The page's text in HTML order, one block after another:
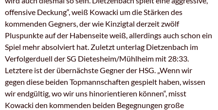
offensive Deckung“, weiß Kowacki um die Stärken des
kommenden Gegners, der wie Kinzigtal derzeit zwölf
Pluspunkte auf der Habenseite weiß, allerdings auch schon ein
Spiel mehr absolviert hat. Zuletzt unterlag Dietzenbach im
Verfolgerduell der SG Dietesheim/Mühlheim mit 28:33.
Letztere ist der übernächste Gegner der HSG. „Wenn wir
gegen diese beiden Topmannschaften gespielt haben, wissen
wir endgültig, wo wir uns hinorientieren können“, misst
Kowacki den kommenden beiden Begegnungen große